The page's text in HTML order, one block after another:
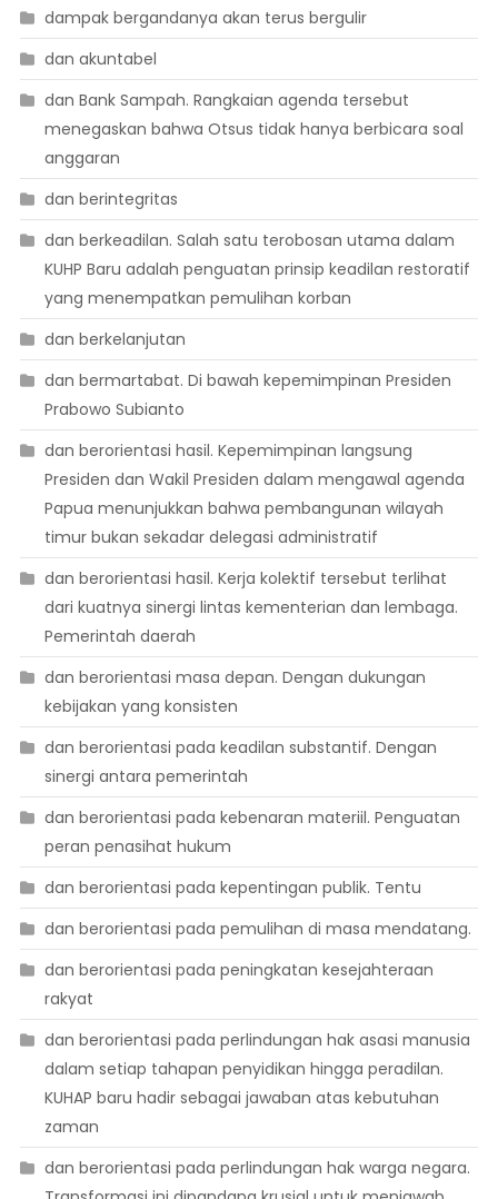
dampak bergandanya akan terus bergulir
dan akuntabel
dan Bank Sampah. Rangkaian agenda tersebut
menegaskan bahwa Otsus tidak hanya berbicara soal
anggaran
dan berintegritas
dan berkeadilan. Salah satu terobosan utama dalam
KUHP Baru adalah penguatan prinsip keadilan restoratif
yang menempatkan pemulihan korban
dan berkelanjutan
dan bermartabat. Di bawah kepemimpinan Presiden
Prabowo Subianto
dan berorientasi hasil. Kepemimpinan langsung
Presiden dan Wakil Presiden dalam mengawal agenda
Papua menunjukkan bahwa pembangunan wilayah
timur bukan sekadar delegasi administratif
dan berorientasi hasil. Kerja kolektif tersebut terlihat
dari kuatnya sinergi lintas kementerian dan lembaga.
Pemerintah daerah
dan berorientasi masa depan. Dengan dukungan
kebijakan yang konsisten
dan berorientasi pada keadilan substantif. Dengan
sinergi antara pemerintah
dan berorientasi pada kebenaran materiil. Penguatan
peran penasihat hukum
dan berorientasi pada kepentingan publik. Tentu
dan berorientasi pada pemulihan di masa mendatang.
dan berorientasi pada peningkatan kesejahteraan
rakyat
dan berorientasi pada perlindungan hak asasi manusia
dalam setiap tahapan penyidikan hingga peradilan.
KUHAP baru hadir sebagai jawaban atas kebutuhan
zaman
dan berorientasi pada perlindungan hak warga negara.